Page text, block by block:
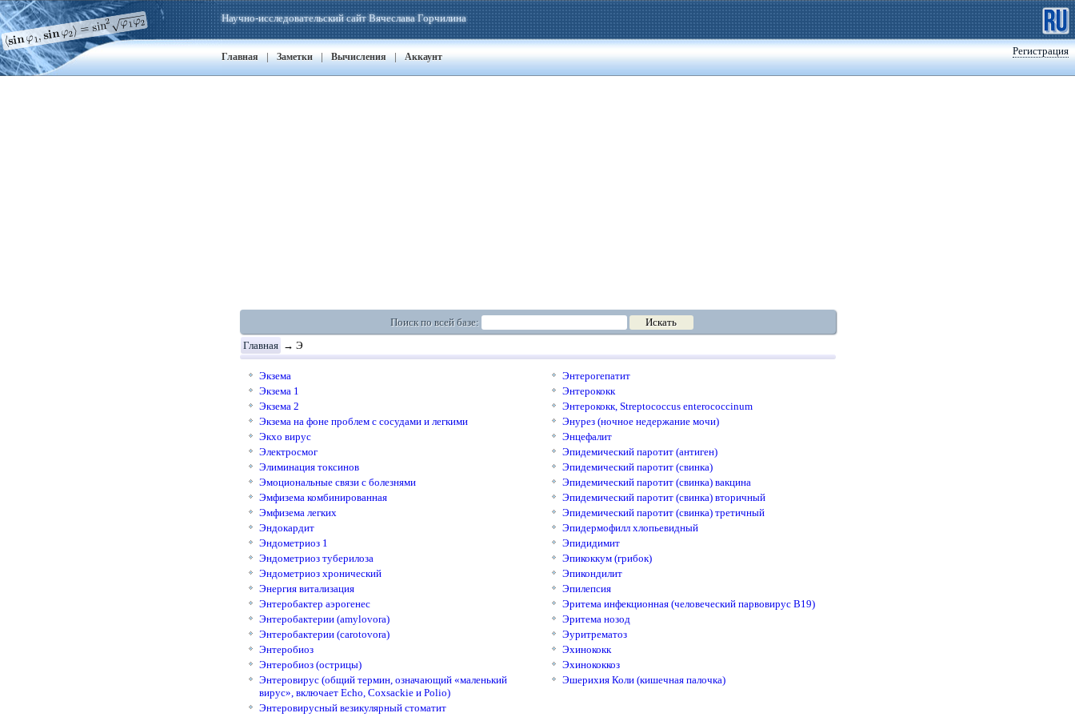
Регистрация
Научно-исследовательский сайт Вячеслава Горчилина
Главная | Заметки | Вычисления | Аккаунт
Поиск по всей базе:
Главная → Э
Экзема
Экзема 1
Экзема 2
Экзема на фоне проблем с сосудами и легкими
Экхо вирус
Электросмог
Элиминация токсинов
Эмоциональные связи с болезнями
Эмфизема комбинированная
Эмфизема легких
Эндокардит
Эндометриоз 1
Эндометриоз туберилоза
Эндометриоз хронический
Энергия витализация
Энтеробактер аэрогенес
Энтеробактерии (amylovora)
Энтеробактерии (carotovora)
Энтеробиоз
Энтеробиоз (острицы)
Энтеровирус (общий термин, означающий «маленький
вирус», включает Echo, Coxsackie и Polio)
Энтеровирусный везикулярный стоматит
Энтерогепатит
Энтерококк
Энтерококк, Streptococcus enterococcinum
Энурез (ночное недержание мочи)
Энцефалит
Эпидемический паротит (антиген)
Эпидемический паротит (свинка)
Эпидемический паротит (свинка) вакцина
Эпидемический паротит (свинка) вторичный
Эпидемический паротит (свинка) третичный
Эпидермофилл хлопьевидный
Эпидидимит
Эпикоккум (грибок)
Эпикондилит
Эпилепсия
Эритема инфекционная (человеческий парвовирус В19)
Эритема нозод
Эуритрематоз
Эхинококк
Эхинококкоз
Эшерихия Коли (кишечная палочка)